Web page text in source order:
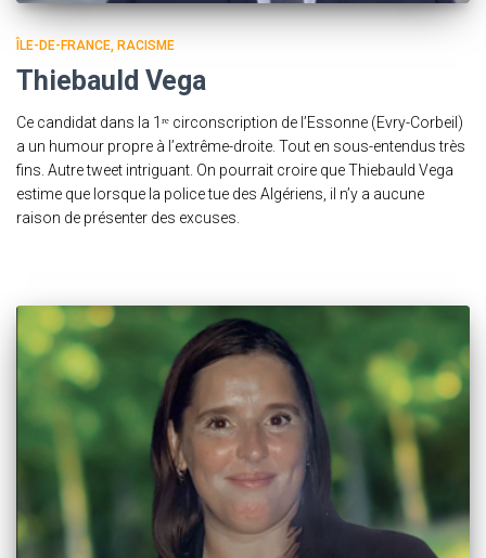
ÎLE-DE-FRANCE RACISME
Thiebauld Vega
Ce candidat dans la 1ʳᵉ circonscription de l’Essonne (Evry-Corbeil)
a un humour propre à l’extrême-droite. Tout en sous-entendus très
fins. Autre tweet intriguant. On pourrait croire que Thiebauld Vega
estime que lorsque la police tue des Algériens, il n’y a aucune
raison de présenter des excuses.